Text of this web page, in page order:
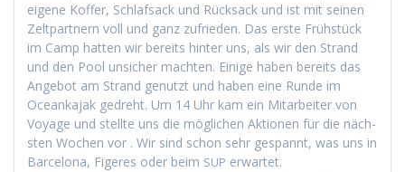
eigene Kof­fer, Schlaf­sack und Rück­sack und ist mit seinen
Zelt­part­nern voll und ganz zufrieden. Das erste Früh­stück
im Camp hat­ten wir bere­its hin­ter uns, als wir den Strand
und den Pool unsich­er macht­en. Einige haben bere­its das
Ange­bot am Strand genutzt und haben eine Runde im
Oceanka­jak gedreht. Um 14 Uhr kam ein Mitar­beit­er von
Voy­age und stellte uns die möglichen Aktio­nen für die näch­
sten Wochen vor . Wir sind schon sehr ges­pan­nt, was uns in
Barcelona, Figeres oder beim SUP erwartet.